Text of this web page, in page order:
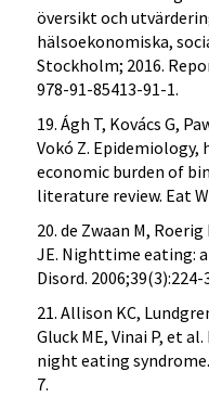
översikt och
hälsoekonomiska,
Stockholm; 2016.
978-91-85413-91-1.
19. Ágh T, Kovács G,
Vokó Z.
economic burden of
literature review. Eat
20. de Zwaan M,
JE. Nighttime eating:
Disord. 2006;39(3):224-
21. Allison KC,
Gluck ME, Vinai P, et
night eating
7.